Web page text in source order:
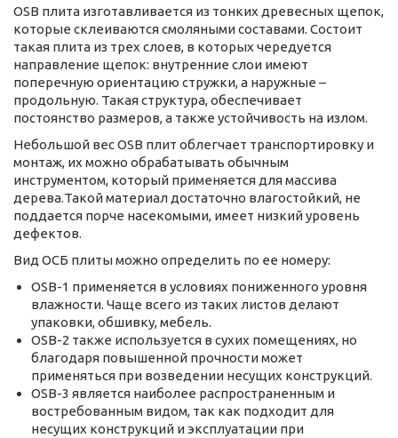
OSB плита изготавливается из тонких древесных щепок,
которые склеиваются смоляными составами. Состоит
такая плита из трех слоев, в которых чередуется
направление щепок: внутренние слои имеют
поперечную ориентацию стружки, а наружные –
продольную. Такая структура, обеспечивает
постоянство размеров, а также устойчивость на излом.
Небольшой вес OSB плит облегчает транспортировку и
монтаж, их можно обрабатывать обычным
инструментом, который применяется для массива
дерева.Такой материал достаточно влагостойкий, не
поддается порче насекомыми, имеет низкий уровень
дефектов.
Вид ОСБ плиты можно определить по ее номеру:
OSB-1 применяется в условиях пониженного уровня
влажности. Чаще всего из таких листов делают
упаковки, обшивку, мебель.
OSB-2 также используется в сухих помещениях, но
благодаря повышенной прочности может
применяться при возведении несущих конструкций.
OSB-3 является наиболее распространенным и
востребованным видом, так как подходит для
несущих конструкций и эксплуатации при